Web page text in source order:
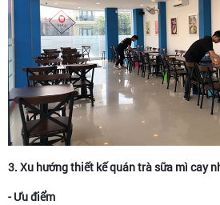
3. Xu hướng thiết kế quán trà sữa mì cay
- Ưu điểm